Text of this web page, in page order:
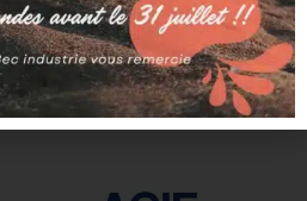
Ajouter au devis